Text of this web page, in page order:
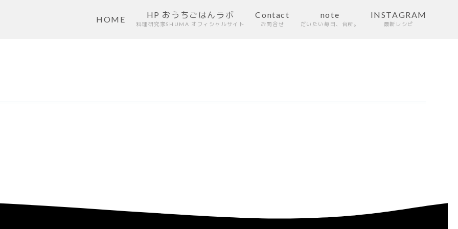
HOME HP おうちごはんラボ
料理研究家SHUMA オフィシャルサイト
Contact
お問合せ
note
だいたい毎日、台所。
INSTAGRAM
最新レシピ